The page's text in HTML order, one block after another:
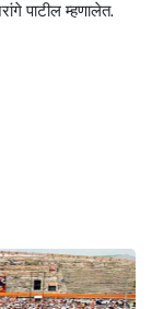
पाटील म्हणालेत.